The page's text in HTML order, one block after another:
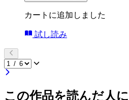
カートに追加しました
試し読み
この作品を読んだ人